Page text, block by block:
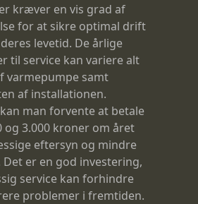
kræver en vis grad af
for at sikre optimal drift
levetid. De årlige
til service kan variere alt
varmepumpe samt
af installationen.
man forvente at betale
og 3.000 kroner om året
eftersyn og mindre
er en god investering,
service kan forhindre
problemer i fremtiden.